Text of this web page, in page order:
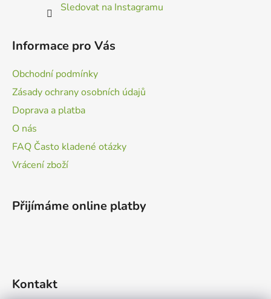
Sledovat na Instagramu
Informace pro Vás
Obchodní podmínky
Zásady ochrany osobních údajů
Doprava a platba
O nás
FAQ Často kladené otázky
Vrácení zboží
Přijímáme online platby
Kontakt